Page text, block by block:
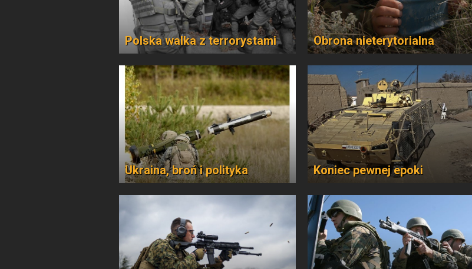
Polska walka z terrorystami Obrona nieterytorialna
Ukraina, broń i polityka Koniec pewnej epoki